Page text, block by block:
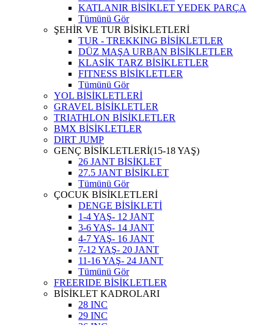
KATLANIR BİSİKLET YEDEK PARÇA
Tümünü Gör
ŞEHİR VE TUR BİSİKLETLERİ
TUR - TREKKING BİSİKLETLER
DÜZ MAŞA URBAN BİSİKLETLER
KLASİK TARZ BİSİKLETLER
FITNESS BİSİKLETLER
Tümünü Gör
YOL BİSİKLETLERİ
GRAVEL BİSİKLETLER
TRIATHLON BİSİKLETLER
BMX BİSİKLETLER
DIRT JUMP
GENÇ BİSİKLETLERİ(15-18 YAŞ)
26 JANT BİSİKLET
27.5 JANT BİSİKLET
Tümünü Gör
ÇOCUK BİSİKLETLERİ
DENGE BİSİKLETİ
1-4 YAŞ- 12 JANT
3-6 YAŞ- 14 JANT
4-7 YAŞ- 16 JANT
7-12 YAŞ- 20 JANT
11-16 YAŞ- 24 JANT
Tümünü Gör
FREERIDE BİSİKLETLER
BİSİKLET KADROLARI
28 INC
29 INC